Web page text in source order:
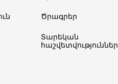
Ծրագրեր
Տարեկան
հաշվետվություններ​